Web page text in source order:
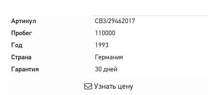
Артикул
CB3/29462017
Пробег
110000
Год
1993
Страна
Германия
Гарантия
30 дней
Узнать цену